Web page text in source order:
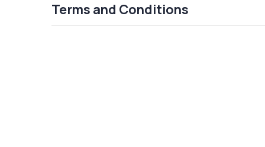
Terms and Conditions